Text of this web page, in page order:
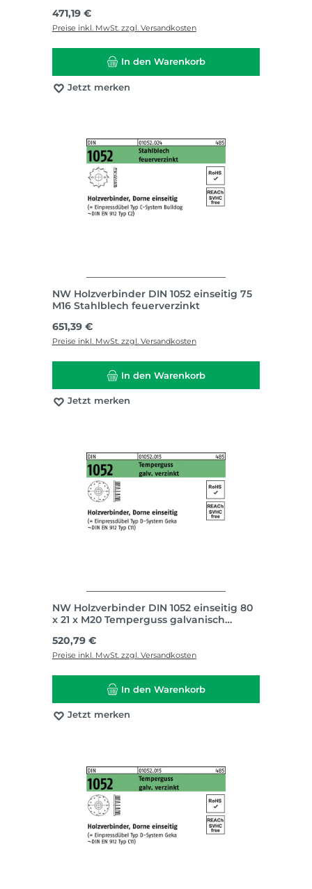
Regulärer Preis:
471,19 €
Preise inkl. MwSt. zzgl. Versandkosten
In den Warenkorb
Jetzt merken
NW Holzverbinder DIN 1052 einseitig 75
M16 Stahlblech feuerverzinkt
Regulärer Preis:
651,39 €
Preise inkl. MwSt. zzgl. Versandkosten
In den Warenkorb
Jetzt merken
NW Holzverbinder DIN 1052 einseitig 80
x 21 x M20 Temperguss galvanisch
Regulärer Preis:
520,79 €
Preise inkl. MwSt. zzgl. Versandkosten
In den Warenkorb
Jetzt merken